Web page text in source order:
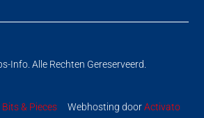
Info. Alle Rechten Gereserveerd.
Bits & PiecesWebhosting doorActivato